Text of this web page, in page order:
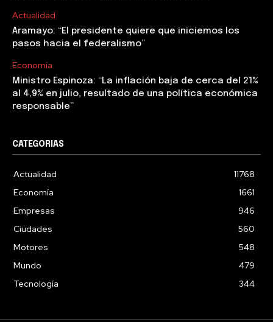
Actualidad
Aramayo: “El presidente quiere que iniciemos los
pasos hacia el federalismo”
Economía
Ministro Espinoza: “La inflación baja de cerca del 21%
al 4,9% en julio, resultado de una política económica
responsable”
CATEGORIAS
Actualidad
11768
Economía
1661
Empresas
946
Ciudades
560
Motores
548
Mundo
479
Tecnología
344